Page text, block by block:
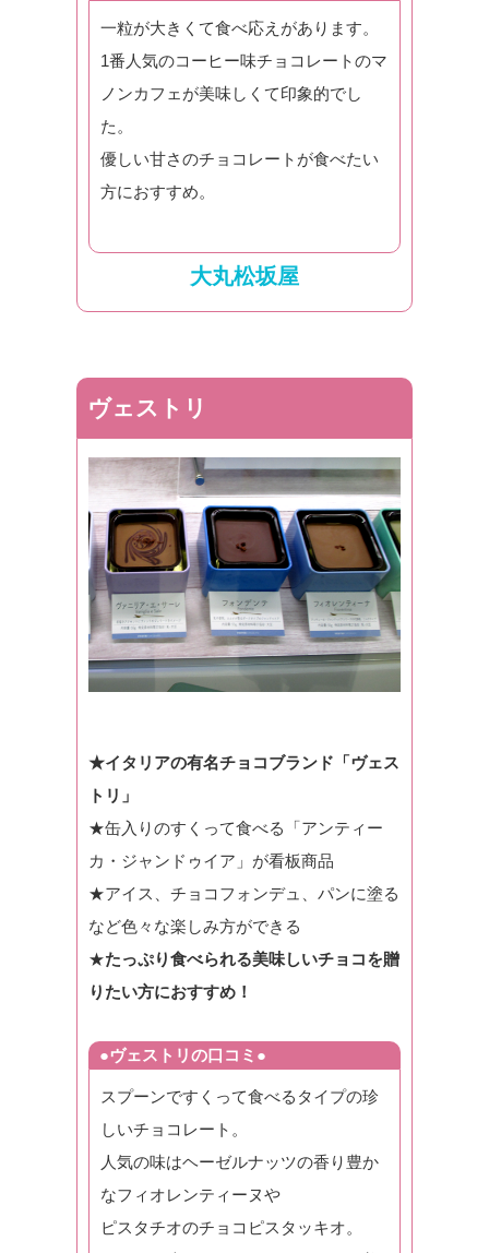
一粒が大きくて食べ応えがあります。
1番人気のコーヒー味チョコレートのマ
ノンカフェが美味しくて印象的でし
た。
優しい甘さのチョコレートが食べたい
方におすすめ。
大丸松坂屋
ヴェストリ
★イタリアの有名チョコブランド「ヴェス
トリ」
★缶入りのすくって食べる「アンティー
カ・ジャンドゥイア」が看板商品
★アイス、チョコフォンデュ、パンに塗る
など色々な楽しみ方ができる
★たっぷり食べられる美味しいチョコを贈
りたい方におすすめ！
●ヴェストリの口コミ●
スプーンですくって食べるタイプの珍
しいチョコレート。
人気の味はヘーゼルナッツの香り豊か
なフィオレンティーヌや
ピスタチオのチョコピスタッキオ。